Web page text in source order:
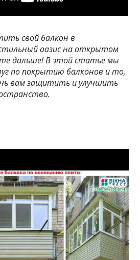
свой балкон в
оазис на открытом
дальше! В этой статье мы
по покрытию балконов и то,
вам защитить и улучшить